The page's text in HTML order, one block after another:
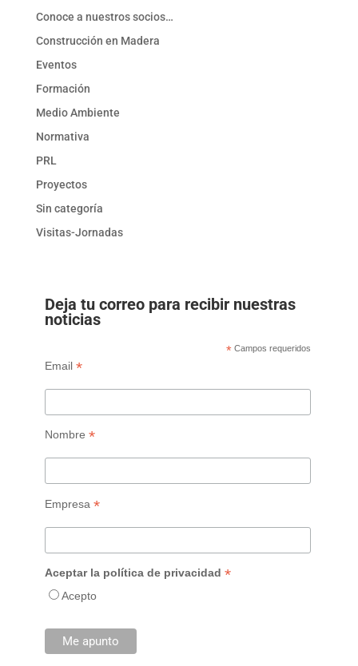
Conoce a nuestros socios…
Construcción en Madera
Eventos
Formación
Medio Ambiente
Normativa
PRL
Proyectos
Sin categoría
Visitas-Jornadas
Deja tu correo para recibir nuestras
noticias
* Campos requeridos
Email *
Nombre *
Empresa *
Aceptar la política de privacidad *
Acepto